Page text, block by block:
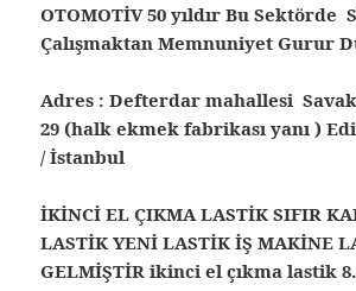
OTOMOTİV 50 yıldır Bu Sektörde
Çalışmaktan Memnuniyet Gurur
Adres : Defterdar mahallesi
29 (halk ekmek fabrikası yanı )
/ İstanbul
İKİNCİ EL ÇIKMA LASTİK SIFIR
LASTİK YENİ LASTİK İŞ MAKİNE
GELMİŞTİR ikinci el çıkma lastik